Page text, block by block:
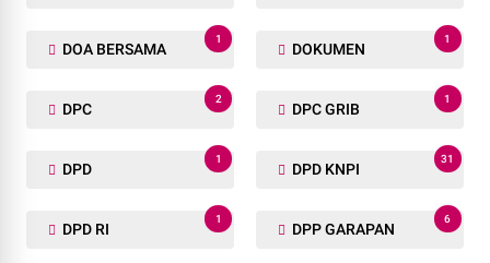
DOA BERSAMA
1
DOKUMEN
1
DPC
2
DPC GRIB
1
DPD
1
DPD KNPI
31
DPD RI
1
DPP GARAPAN
6